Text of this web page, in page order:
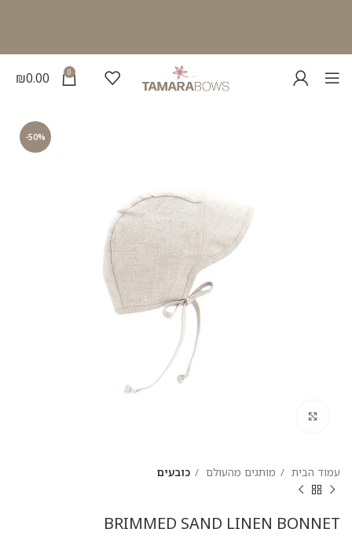
0
₪0.00
-50%
עמוד הבית מותגים מהעולם כובעים
BRIMMED SAND LINEN BONNET